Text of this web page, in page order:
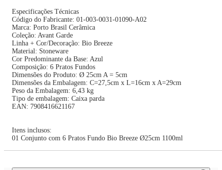
Especificações Técnicas
Código do Fabricante: 01-003-0031-01090-A02
Marca: Porto Brasil Cerâmica
Coleção: Avant Garde
Linha + Cor/Decoração: Bio Breeze
Material: Stoneware
Cor Predominante da Base: Azul
Composição: 6 Pratos Fundos
Dimensões do Produto: Ø 25cm A = 5cm
Dimensões da Embalagem: C=27,5cm x L=16cm x A=29cm
Peso da Embalagem: 6,43 kg
Tipo de embalagem: Caixa parda
EAN: 7908416621167
Itens inclusos:
01 Conjunto com 6 Pratos Fundo Bio Breeze Ø25cm 1100ml